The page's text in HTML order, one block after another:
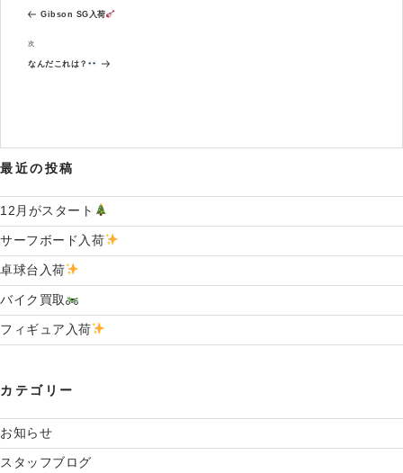
ナ
ゲ
ー
去
投
稿
Gibson SG入荷
次
の
次
なんだこれは？
最近の投稿
12月がスタート
サーフボード入荷
卓球台入荷
バイク買取
フィギュア入荷
カテゴリー
お知らせ
スタッフブログ